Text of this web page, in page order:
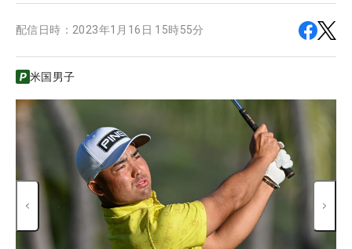
配信日時： 2023年1月16日 15時55分
米国男子